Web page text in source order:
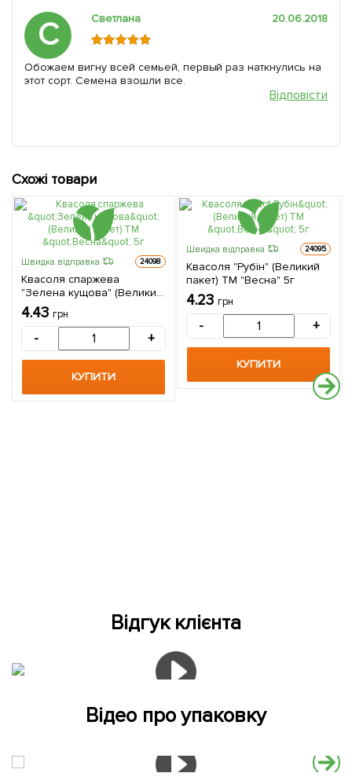
С Светлана 20.06.2018
Обожаем вигну всей семьей, первый раз наткнулись на
этот сорт. Семена взошли все.
Відповісти
Схожі товари
Швидка відправка 24098
Квасоля спаржева
"Зелена кущова" (Великий
пакет) ТМ "Весна" 5г
4.43 грн
- +
КУПИТИ
Швидка відправка 24095
Квасоля "Рубін" (Великий
пакет) ТМ "Весна" 5г
4.23 грн
- +
КУПИТИ
Відгук клієнта
Відео про упаковку